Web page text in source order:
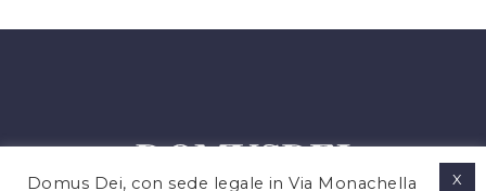
Domus Dei, con sede legale in Via Monachella
X